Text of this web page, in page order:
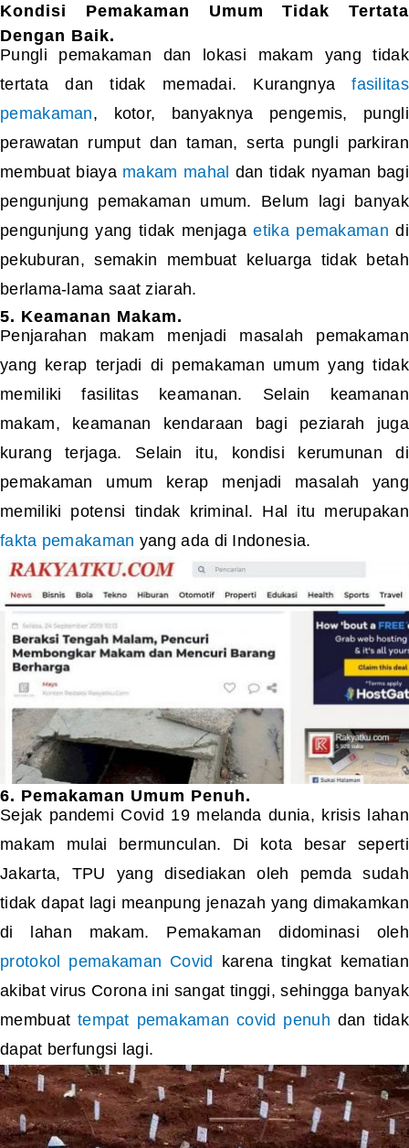
Kondisi Pemakaman Umum Tidak Tertata
Dengan Baik.
Pungli pemakaman dan lokasi makam yang tidak
tertata dan tidak memadai. Kurangnyafasilitas
pemakaman, kotor, banyaknya pengemis, pungli
perawatan rumput dan taman, serta pungli parkiran
membuat biaya makam mahal dan tidak nyaman bagi
pengunjung pemakaman umum. Belum lagi banyak
pengunjung yang tidak menjagaetika pemakaman di
pekuburan, semakin membuat keluarga tidak betah
berlama-lama saat ziarah.
5. Keamanan Makam.
Penjarahan makam menjadi masalah pemakaman
yang kerap terjadi di pemakaman umum yang tidak
memiliki fasilitas keamanan. Selain keamanan
makam, keamanan kendaraan bagi peziarah juga
kurang terjaga. Selain itu, kondisi kerumunan di
pemakaman umum kerap menjadi masalah yang
memiliki potensi tindak kriminal. Hal itu merupakan
fakta pemakaman yang ada di Indonesia.
6. Pemakaman Umum Penuh.
Sejak pandemi Covid 19 melanda dunia, krisis lahan
makam mulai bermunculan. Di kota besar seperti
Jakarta, TPU yang disediakan oleh pemda sudah
tidak dapat lagi meanpung jenazah yang dimakamkan
di lahan makam. Pemakaman didominasi oleh
protokol pemakaman Covid karena tingkat kematian
akibat virus Corona ini sangat tinggi, sehingga banyak
membuat tempat pemakaman covid penuh dan tidak
dapat berfungsi lagi.